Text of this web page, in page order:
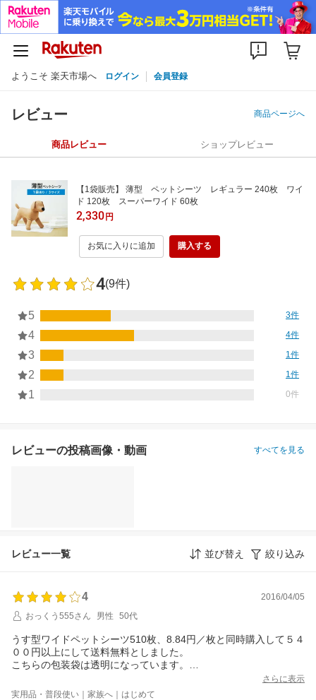
ようこそ 楽天市場へ ログイン 会員登録
レビュー 商品ページへ
商品レビュー ショップレビュー
【1袋販売】 薄型 ペットシーツ レギュラー 240枚 ワイ
ド 120枚 スーパーワイド 60枚
2,330円
お気に入りに追加 購入する
4(9件)
5 3件
4 4件
3 1件
2 1件
1 0件
レビューの投稿画像・動画 すべてを見る
レビュー一覧 並び替え 絞り込み
4
2016/04/05
おっくう555さん
男性 50代
うす型ワイドペットシーツ510枚、8.84円／枚と同時購入して５４
００円以上にして送料無料としました。
こちらの包装袋は透明になっています。
シーツは吸収力もそこそこ良くて、オシッコの黄色い色がハッキ
リわかりやすいです。
さらに表示
実用品・普段使い｜家族へ｜はじめて